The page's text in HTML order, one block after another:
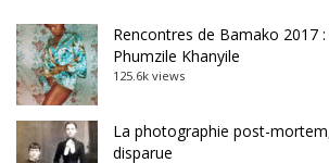
Rencontres de Bamako 2017
Phumzile Khanyile
125.6k views
La photographie post-
disparue